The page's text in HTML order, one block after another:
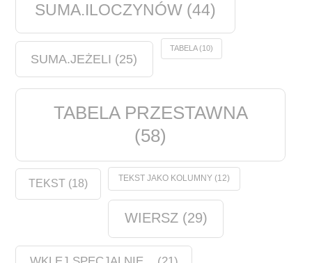
SUMA.ILOCZYNÓW (44)
SUMA.JEŻELI (25)
TABELA(10)
TABELA PRZESTAWNA
(58)
TEKST (18) TEKST JAKO KOLUMNY(12)
WIERSZ(29)